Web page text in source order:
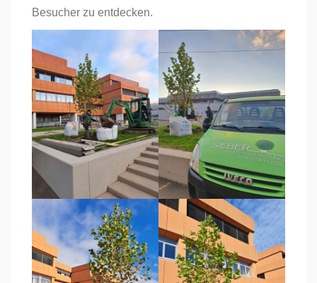
Besucher zu entdecken.